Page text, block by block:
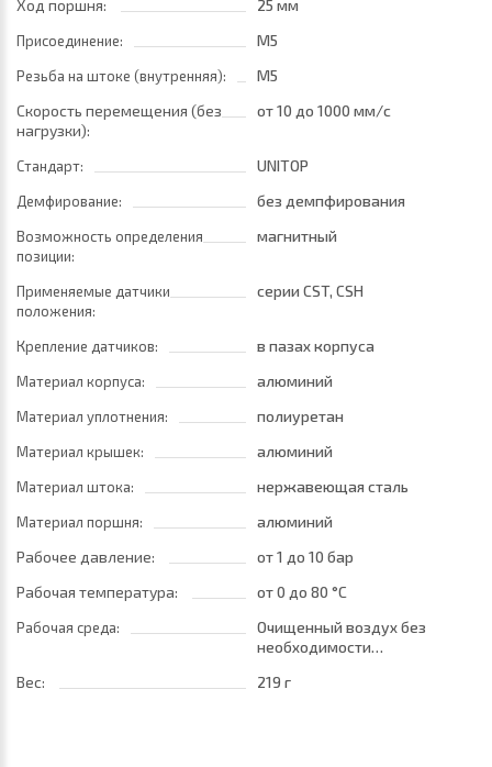
Ход поршня: 25 мм
Присоединение: M5
Резьба на штоке (внутренняя):
M5
Скорость перемещения (без
нагрузки):
от 10 до 1000 мм/с
Стандарт: UNITOP
Демфирование: без демпфирования
Возможность определения
позиции:
магнитный
Применяемые датчики
положения:
серии CST, CSH
Крепление датчиков: в пазах корпуса
Материал корпуса: алюминий
Материал уплотнения: полиуретан
Материал крышек: алюминий
Материал штока: нержавеющая сталь
Материал поршня:
алюминий
Рабочее давление:
от 1 до 10 бар
Рабочая температура:
от 0 до 80 °C
Рабочая среда:
Очищенный воздух без
необходимости
установка центробежного
Вес: 219 г